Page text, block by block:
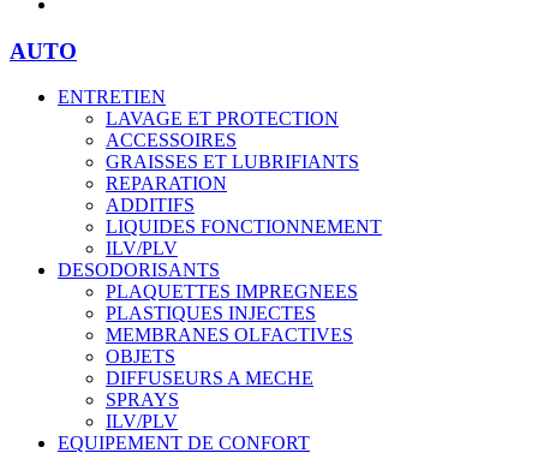
AUTO
ENTRETIEN
LAVAGE ET PROTECTION
ACCESSOIRES
GRAISSES ET LUBRIFIANTS
REPARATION
ADDITIFS
LIQUIDES FONCTIONNEMENT
ILV/PLV
DESODORISANTS
PLAQUETTES IMPREGNEES
PLASTIQUES INJECTES
MEMBRANES OLFACTIVES
OBJETS
DIFFUSEURS A MECHE
SPRAYS
ILV/PLV
EQUIPEMENT DE CONFORT